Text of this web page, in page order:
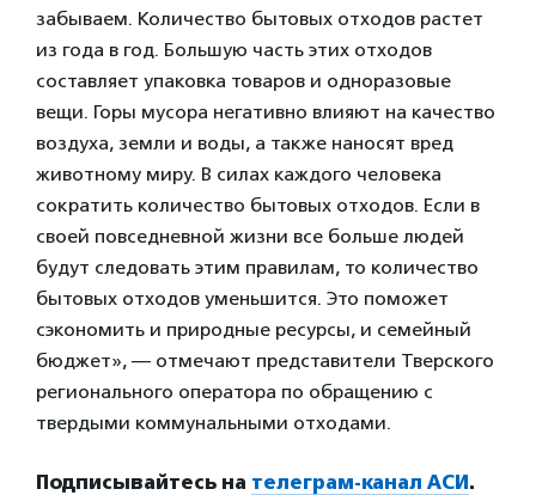
забываем. Количество бытовых отходов растет
из года в год. Большую часть этих отходов
составляет упаковка товаров и одноразовые
вещи. Горы мусора негативно влияют на качество
воздуха, земли и воды, а также наносят вред
животному миру. В силах каждого человека
сократить количество бытовых отходов. Если в
своей повседневной жизни все больше людей
будут следовать этим правилам, то количество
бытовых отходов уменьшится. Это поможет
сэкономить и природные ресурсы, и семейный
бюджет», — отмечают представители Тверского
регионального оператора по обращению с
твердыми коммунальными отходами.
Подписывайтесь на телеграм-канал АСИ.